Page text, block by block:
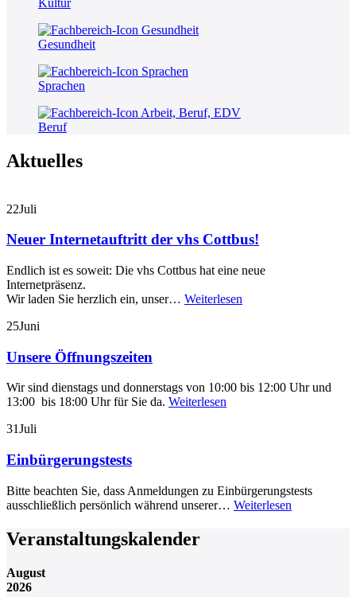
Gesundheit
Sprachen
Beruf
Aktuelles
22Juli
Neuer Internetauftritt der vhs Cottbus!
Endlich ist es soweit: Die vhs Cottbus hat eine neue
Internetpräsenz.
Wir laden Sie herzlich ein, unser… Weiterlesen
25Juni
Unsere Öffnungszeiten
Wir sind dienstags und donnerstags von 10:00 bis 12:00 Uhr und
13:00 bis 18:00 Uhr für Sie da. Weiterlesen
31Juli
Einbürgerungstests
Bitte beachten Sie, dass Anmeldungen zu Einbürgerungstests
ausschließlich persönlich während unserer… Weiterlesen
Veranstaltungskalender
August
2026